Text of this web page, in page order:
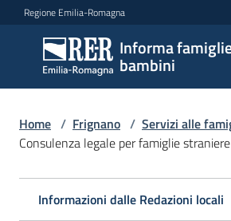
Vai al contenuto
Vai alla navigazione
Vai al footer
Regione Emilia-Romagna
Informa
bambini
Informa
famiglie
e
bambini
Argomenti
Home / Frignano / Servizi alle
Consulenza legale per famiglie straniere
Informazioni dalle Redazioni locali